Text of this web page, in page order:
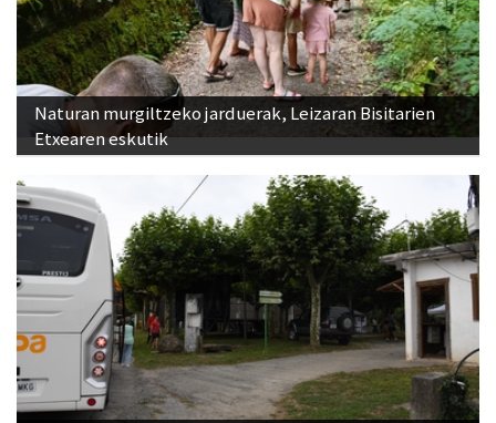
Naturan murgiltzeko jarduerak, Leizaran Bisitarien
Etxearen eskutik